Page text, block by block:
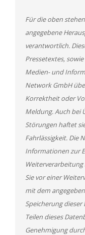
Für die oben
angegebene
verantwortlich.
Pressetextes,
Medien- und
Network GmbH
Korrektheit oder
Meldung. Auch bei
Störungen haftet
Fahrlässigkeit. Die
Informationen zur
Sie vor einer
mit dem
Speicherung
Teilen dieses
Genehmigung